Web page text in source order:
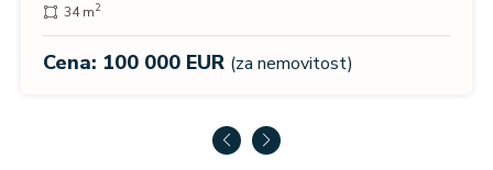
34 m2
Cena: 100 000 EUR (za nemovitost)